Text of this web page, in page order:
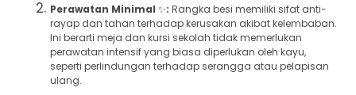
Perawatan Minimal ✨: Rangka besi memiliki sifat anti-
rayap dan tahan terhadap kerusakan akibat kelembaban.
Ini berarti meja dan kursi sekolah tidak memerlukan
perawatan intensif yang biasa diperlukan oleh kayu,
seperti perlindungan terhadap serangga atau pelapisan
ulang.